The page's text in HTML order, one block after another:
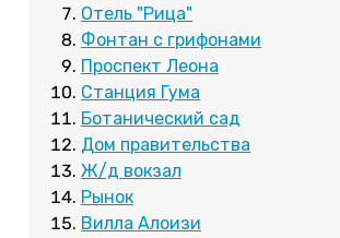
Отель "Рица"
Фонтан с грифонами
Проспект Леона
Станция Гума
Ботанический сад
Дом правительства
Ж/д вокзал
Рынок
Вилла Алоизи